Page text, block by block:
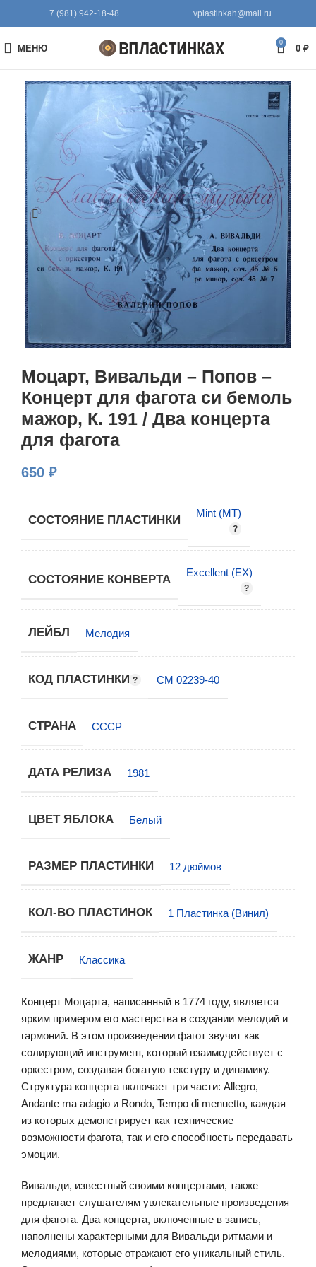
+7 (981) 942-18-48 vplastinkah@mail.ru
МЕНЮ
0
0 ₽
Моцарт, Вивальди – Попов –
Концерт для фагота си бемоль
мажор, К. 191 / Два концерта
для фагота
650 ₽
СОСТОЯНИЕ ПЛАСТИНКИ
Mint (MT)
СОСТОЯНИЕ КОНВЕРТА
Excellent (EX)
ЛЕЙБЛ Мелодия
КОД ПЛАСТИНКИ СМ 02239-40
СТРАНА СССР
ДАТА РЕЛИЗА 1981
ЦВЕТ ЯБЛОКА Белый
РАЗМЕР ПЛАСТИНКИ 12 дюймов
КОЛ-ВО ПЛАСТИНОК 1 Пластинка (Винил)
ЖАНР Классика
Концерт Моцарта, написанный в 1774 году, является
ярким примером его мастерства в создании мелодий и
гармоний. В этом произведении фагот звучит как
солирующий инструмент, который взаимодействует с
оркестром, создавая богатую текстуру и динамику.
Структура концерта включает три части: Allegro,
Andante ma adagio и Rondo, Tempo di menuetto, каждая
из которых демонстрирует как технические
возможности фагота, так и его способность передавать
эмоции.
Вивальди, известный своими концертами, также
предлагает слушателям увлекательные произведения
для фагота. Два концерта, включенные в запись,
наполнены характерными для Вивальди ритмами и
мелодиями, которые отражают его уникальный стиль.